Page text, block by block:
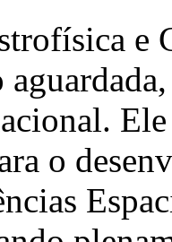
e
o